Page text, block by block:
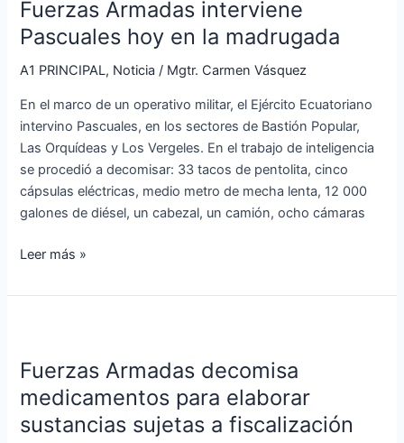
Fuerzas Armadas interviene
Pascuales hoy en la madrugada
A1 PRINCIPAL, Noticia / Mgtr. Carmen Vásquez
En el marco de un operativo militar, el Ejército Ecuatoriano
intervino Pascuales, en los sectores de Bastión Popular,
Las Orquídeas y Los Vergeles. En el trabajo de inteligencia
se procedió a decomisar: 33 tacos de pentolita, cinco
cápsulas eléctricas, medio metro de mecha lenta, 12 000
galones de diésel, un cabezal, un camión, ocho cámaras
Pascuales
hoy
la
Leer más »
Fuerzas Armadas decomisa
medicamentos para elaborar
sustancias sujetas a fiscalización
decomisa
medicamentos
elaborar